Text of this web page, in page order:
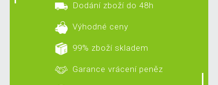
Dodání zboží do 48h
Výhodné ceny
99% zboží skladem
Garance vrácení peněz